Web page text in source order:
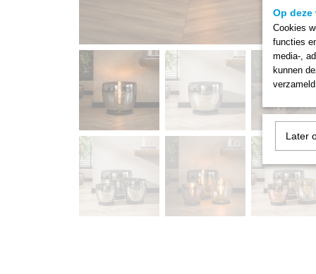
Op
Cookies
functies
media-,
kunnen
Later